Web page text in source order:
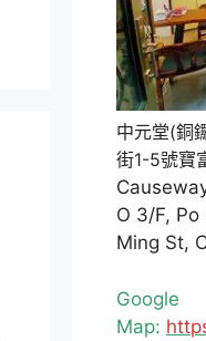
中元堂(銅
街1-5號寶
O 3/F, Po
Ming St,
Google
Map: